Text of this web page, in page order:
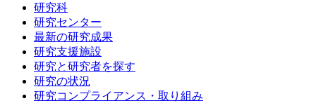
研究科
研究センター
最新の研究成果
研究支援施設
研究と研究者を探す
研究の状況
研究コンプライアンス・取り組み